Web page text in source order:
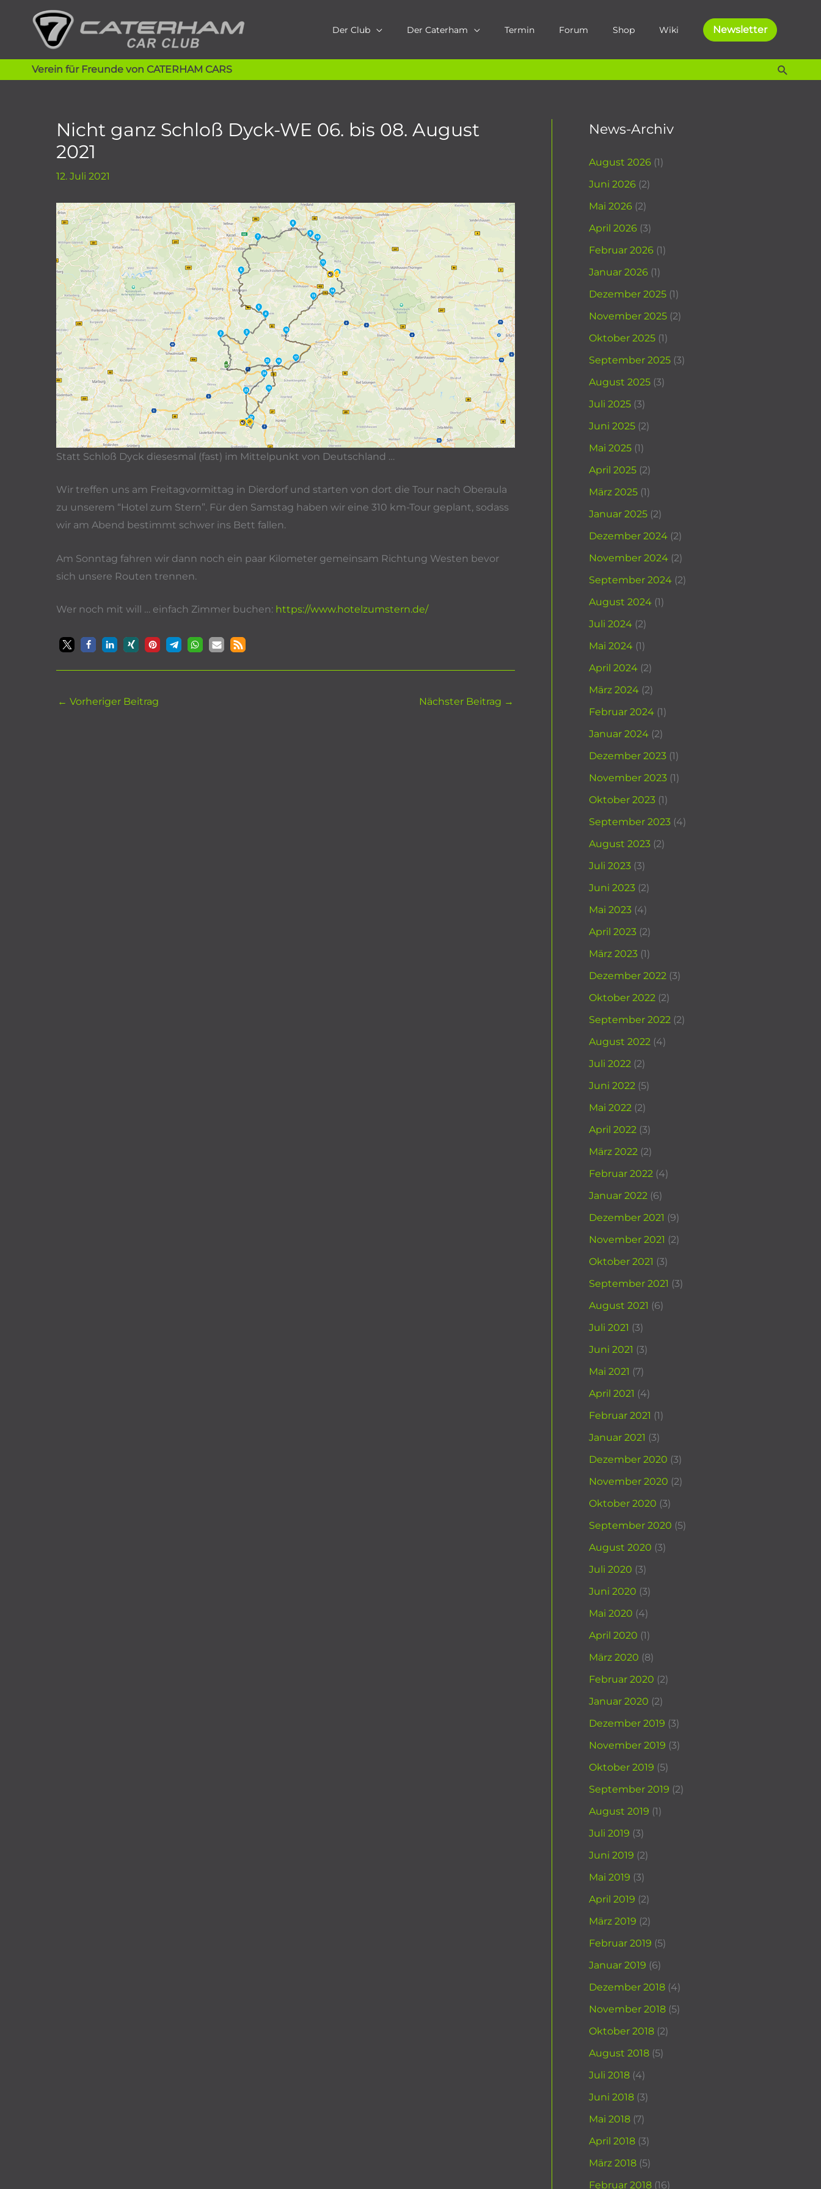
springen
Der Club Der Caterham Termin Forum Shop Wiki Newsletter
Verein für Freunde von CATERHAM CARS
Nicht ganz Schloß Dyck-WE 06. bis 08. August
2021
12. Juli 2021
Statt Schloß Dyck diesesmal (fast) im Mittelpunkt von Deutschland …
Wir treffen uns am Freitagvormittag in Dierdorf und starten von dort die Tour nach Oberaula
zu unserem “Hotel zum Stern”. Für den Samstag haben wir eine 310 km-Tour geplant, sodass
wir am Abend bestimmt schwer ins Bett fallen.
Am Sonntag fahren wir dann noch ein paar Kilometer gemeinsam Richtung Westen bevor
sich unsere Routen trennen.
Wer noch mit will … einfach Zimmer buchen: https://www.hotelzumstern.de/
← Vorheriger Beitrag Nächster Beitrag →
News-Archiv
August 2026 (1)
Juni 2026 (2)
Mai 2026 (2)
April 2026 (3)
Februar 2026 (1)
Januar 2026 (1)
Dezember 2025 (1)
November 2025 (2)
Oktober 2025 (1)
September 2025 (3)
August 2025 (3)
Juli 2025 (3)
Juni 2025 (2)
Mai 2025 (1)
April 2025 (2)
März 2025 (1)
Januar 2025 (2)
Dezember 2024 (2)
November 2024 (2)
September 2024 (2)
August 2024 (1)
Juli 2024 (2)
Mai 2024 (1)
April 2024 (2)
März 2024 (2)
Februar 2024 (1)
Januar 2024 (2)
Dezember 2023 (1)
November 2023 (1)
Oktober 2023 (1)
September 2023 (4)
August 2023 (2)
Juli 2023 (3)
Juni 2023 (2)
Mai 2023 (4)
April 2023 (2)
März 2023 (1)
Dezember 2022 (3)
Oktober 2022 (2)
September 2022 (2)
August 2022 (4)
Juli 2022 (2)
Juni 2022 (5)
Mai 2022 (2)
April 2022 (3)
März 2022 (2)
Februar 2022 (4)
Januar 2022 (6)
Dezember 2021 (9)
November 2021 (2)
Oktober 2021 (3)
September 2021 (3)
August 2021 (6)
Juli 2021 (3)
Juni 2021 (3)
Mai 2021 (7)
April 2021 (4)
Februar 2021 (1)
Januar 2021 (3)
Dezember 2020 (3)
November 2020 (2)
Oktober 2020 (3)
September 2020 (5)
August 2020 (3)
Juli 2020 (3)
Juni 2020 (3)
Mai 2020 (4)
April 2020 (1)
März 2020 (8)
Februar 2020 (2)
Januar 2020 (2)
Dezember 2019 (3)
November 2019 (3)
Oktober 2019 (5)
September 2019 (2)
August 2019 (1)
Juli 2019 (3)
Juni 2019 (2)
Mai 2019 (3)
April 2019 (2)
März 2019 (2)
Februar 2019 (5)
Januar 2019 (6)
Dezember 2018 (4)
November 2018 (5)
Oktober 2018 (2)
August 2018 (5)
Juli 2018 (4)
Juni 2018 (3)
Mai 2018 (7)
April 2018 (3)
März 2018 (5)
Februar 2018 (16)